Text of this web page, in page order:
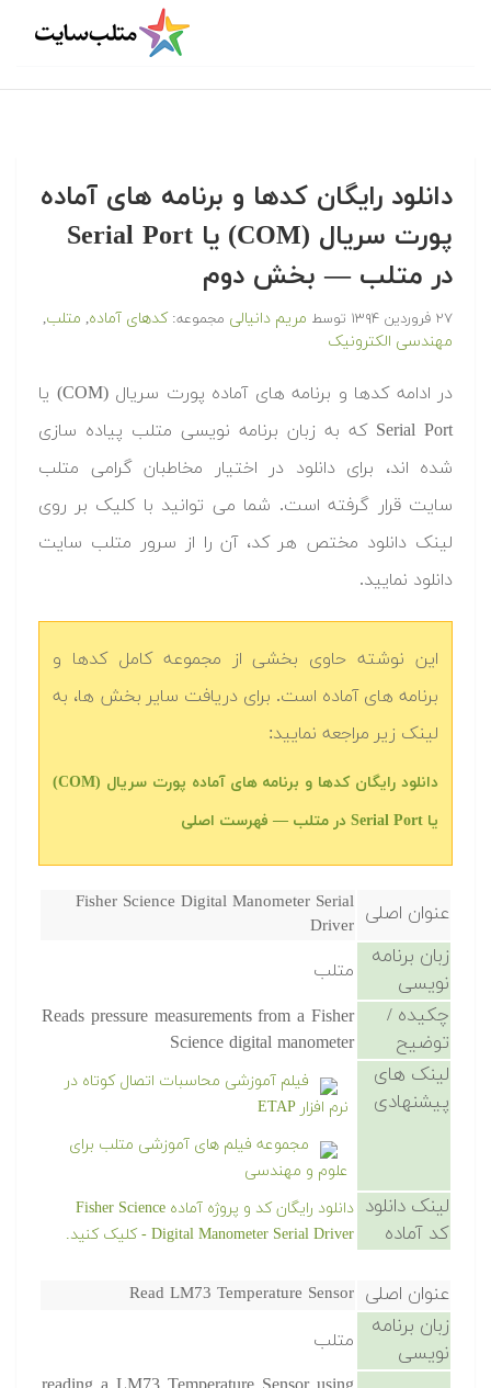
دانلود رایگان کدها و برنامه های آماده
پورت سریال (COM) یا Serial Port
در متلب‬‬ — بخش دوم
۲۷ فروردین ۱۳۹۴ توسط مریم دانیالی مجموعه:کدهای آماده, متلب,
مهندسی الکترونیک
‫در ادامه کدها و برنامه های آماده پورت سریال (COM) یا
Serial Port که به زبان برنامه نویسی متلب پیاده سازی
شده اند، برای دانلود در اختیار مخاطبان گرامی متلب
سایت قرار گرفته است. شما می توانید با کلیک بر روی
لینک دانلود مختص هر کد، آن را از سرور متلب سایت
دانلود نمایید.‬
این نوشته حاوی بخشی از مجموعه کامل کدها و
برنامه های آماده است. برای دریافت سایر بخش ها، به
لینک زیر مراجعه نمایید:
دانلود رایگان کدها و برنامه های آماده پورت سریال (COM)
یا Serial Port در متلب‬‬ — فهرست اصلی
عنوان اصلی Fisher Science Digital Manometer Serial
Driver
زبان برنامه
نویسی
متلب
چکیده /
توضیح
Reads pressure measurements from a Fisher
Science digital manometer
لینک های
پیشنهادی
فیلم آموزشی محاسبات اتصال کوتاه در
نرم افزار ETAP
مجموعه فیلم های آموزشی متلب برای
علوم و مهندسی
لینک دانلود
کد آماده
دانلود رایگان کد و پروژه آماده Fisher Science
Digital Manometer Serial Driver - کلیک کنید.
عنوان اصلی Read LM73 Temperature Sensor
زبان برنامه
نویسی
متلب